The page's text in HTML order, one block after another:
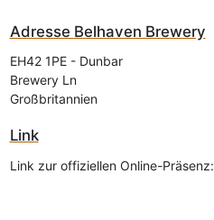
Adresse Belhaven Brewery
EH42 1PE- Dunbar
Brewery Ln
Großbritannien
Link
Link zur offiziellen Online-Präsenz: